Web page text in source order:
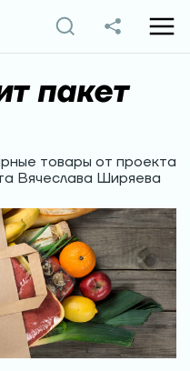
пакет
товары от проекта
Вячеслава Ширяева